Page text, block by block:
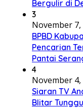
Bergulir di
3
November 7,
BPBD
Pencarian
Pantai
4
November 4,
Siaran TV
Blitar